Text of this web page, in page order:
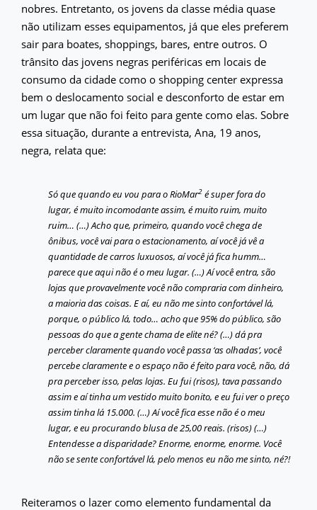
nobres. Entretanto, os jovens da classe média quase
não utilizam esses equipamentos, já que eles preferem
sair para boates, shoppings, bares, entre outros. O
trânsito das jovens negras periféricas em locais de
consumo da cidade como o shopping center expressa
bem o deslocamento social e desconforto de estar em
um lugar que não foi feito para gente como elas. Sobre
essa situação, durante a entrevista, Ana, 19 anos,
negra, relata que:
Só que quando eu vou para o RioMar2 é super fora do
lugar, é muito incomodante assim, é muito ruim, muito
ruim… (…) Acho que, primeiro, quando você chega de
ônibus, você vai para o estacionamento, aí você já vê a
quantidade de carros luxuosos, aí você já fica humm…
parece que aqui não é o meu lugar. (…) Aí você entra, são
lojas que provavelmente você não compraria com dinheiro,
a maioria das coisas. E aí, eu não me sinto confortável lá,
porque, o público lá, todo… acho que 95% do público, são
pessoas do que a gente chama de elite né? (…) dá pra
perceber claramente quando você passa ‘as olhadas’, você
percebe claramente e o espaço não é feito para você, não, dá
pra perceber isso, pelas lojas. Eu fui (risos), tava passando
assim e aí tinha um vestido muito bonito, e eu fui ver o preço
assim tinha lá 15.000. (…) Aí você fica esse não é o meu
lugar, e eu procurando blusa de 25,00 reais. (risos) (…)
Entendesse a disparidade? Enorme, enorme, enorme. Você
não se sente confortável lá, pelo menos eu não me sinto, né?!
Reiteramos o lazer como elemento fundamental da